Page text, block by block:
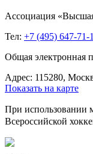
Ассоциация
Тел: +7 (495) 647-71-
Общая электронная
Адрес: 115280,
Показать на карте
При использовании
Всероссийской